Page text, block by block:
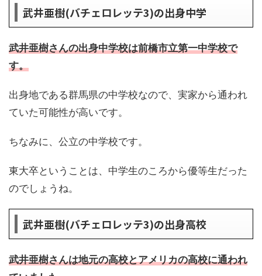
武井亜樹(バチェロレッテ3)の出身中学
武井亜樹さんの出身中学校は前橋市立第一中学校で
す。
出身地である群馬県の中学校なので、実家から通われ
ていた可能性が高いです。
ちなみに、公立の中学校です。
東大卒ということは、中学生のころから優等生だった
のでしょうね。
武井亜樹(バチェロレッテ3)の出身高校
武井亜樹さんは地元の高校とアメリカの高校に通われ